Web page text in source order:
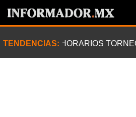
TENDENCIAS: HORARIOS